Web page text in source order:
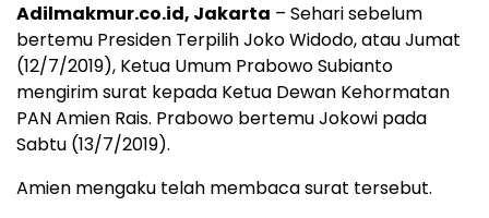
Adilmakmur.co.id, Jakarta – Sehari sebelum
bertemu Presiden Terpilih Joko Widodo, atau Jumat
(12/7/2019), Ketua Umum Prabowo Subianto
mengirim surat kepada Ketua Dewan Kehormatan
PAN Amien Rais. Prabowo bertemu Jokowi pada
Sabtu (13/7/2019).
Amien mengaku telah membaca surat tersebut.